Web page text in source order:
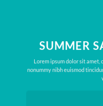
SUMMER
Lorem ipsum dolor sit amet,
nonummy nibh euismod